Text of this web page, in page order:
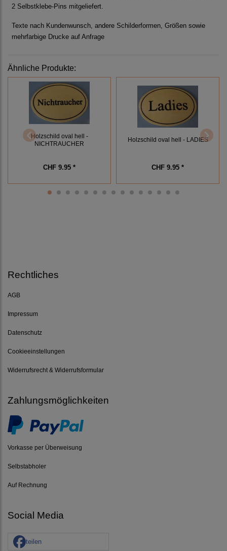
2 Selbstklebe-Pins mitgeliefert.
Texte nach Kundenwunsch, andere Schilderformen, Größen sowie
mehrfarbige Drucke auf Anfrage
Ähnliche Produkte:
Holzschild oval hell -
NICHTRAUCHER
CHF 9.95 *
Holzschild oval hell - LADIES
CHF 9.95 *
Rechtliches
AGB
Impressum
Datenschutz
Cookieeinstellungen
Widerrufsrecht & Widerrufsformular
Zahlungsmöglichkeiten
Vorkasse per Überweisung
Selbstabholer
Auf Rechnung
Social Media
teilen